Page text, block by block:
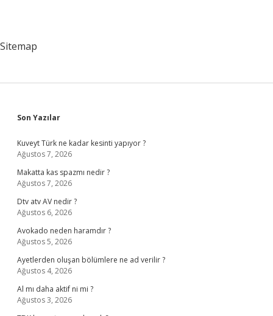
Sitemap
Sidebar
Son Yazılar
Kuveyt Türk ne kadar kesinti yapıyor ?
Ağustos 7, 2026
Makatta kas spazmı nedir ?
Ağustos 7, 2026
Dtv atv AV nedir ?
Ağustos 6, 2026
Avokado neden haramdır ?
Ağustos 5, 2026
Ayetlerden oluşan bölümlere ne ad verilir ?
Ağustos 4, 2026
Al mı daha aktif ni mi ?
Ağustos 3, 2026